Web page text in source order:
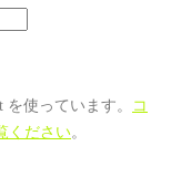
使っています。
コ
ください。